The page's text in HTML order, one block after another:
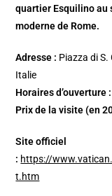
quartier Esquilino au
moderne de Rome.
Adresse : Piazza di
Italie
Horaires d’ouverture :
Prix de la visite (en
Site officiel
: https://
t.htm